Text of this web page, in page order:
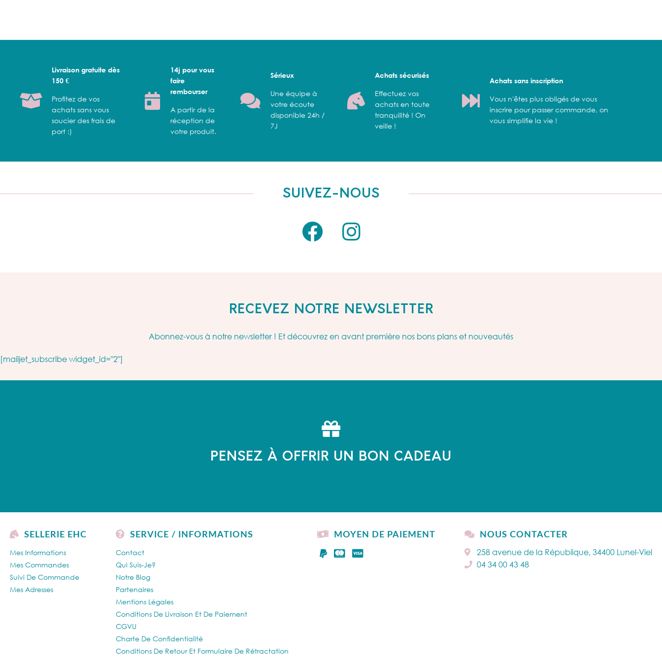
Livraison gratuite dès
150 €
Profitez de vos
achats sans vous
soucier des frais de
port :)
14j pour vous
faire
rembourser
A partir de la
réception de
votre produit.
Sérieux
Une équipe à
votre écoute
disponible 24h /
7J
Achats sécurisés
Effectuez vos
achats en toute
tranquilité ! On
veille !
Achats sans inscription
Vous n'êtes plus obligés de vous
inscrire pour passer commande, on
vous simplifie la vie !
SUIVEZ-NOUS
RECEVEZ NOTRE NEWSLETTER
Abonnez-vous à notre newsletter ! Et découvrez en avant première nos bons plans et nouveautés
[mailjet_subscribe widget_id="2"]
PENSEZ À OFFRIR UN BON CADEAU
SELLERIE EHC
Mes Informations
Mes Commandes
Suivi De Commande
Mes Adresses
SERVICE / INFORMATIONS
Contact
Qui Suis-Je?
Notre Blog
Partenaires
Mentions Légales
Conditions De Livraison Et De Paiement
CGVU
Charte De Confidentialité
Conditions De Retour Et Formulaire De Rétractation
MOYEN DE PAIEMENT NOUS CONTACTER
258 avenue de la République, 34400 Lunel-Viel
04 34 00 43 48